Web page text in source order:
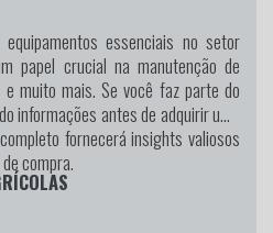
essenciais no setor
papel crucial na manutenção de
muito mais. Se você faz parte do
informações antes de adquirir uma
fornecerá insights valiosos
compra.